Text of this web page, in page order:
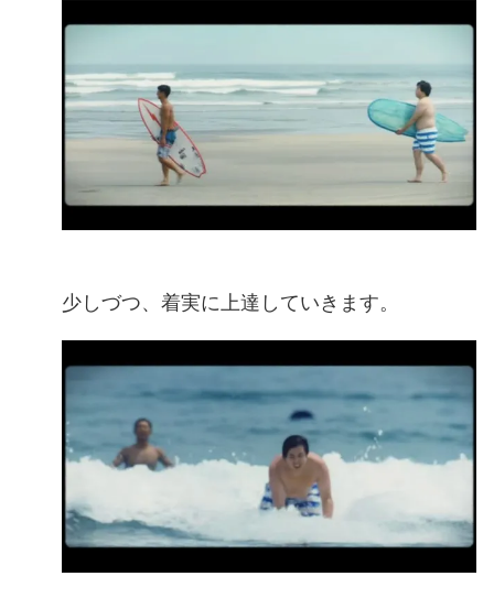
少しづつ、着実に上達していきます。